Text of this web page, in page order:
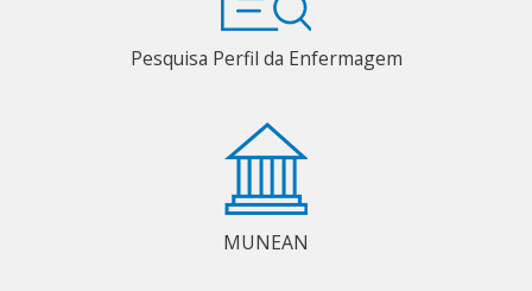
Pesquisa Perfil da Enfermagem
MUNEAN